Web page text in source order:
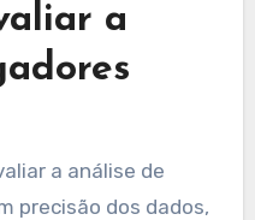
a
a análise de
precisão dos dados,